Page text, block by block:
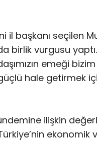
il başkanı seçilen
birlik vurgusu yaptı.
emeği
hale getirmek
ilişkin
ekonomik